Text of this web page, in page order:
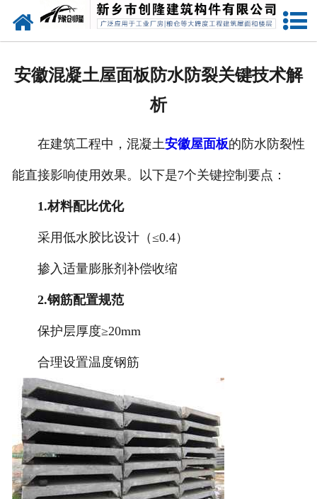
网站首页
安徽混凝土屋面板防水防裂关键技术解
析
在建筑工程中，混凝土安徽屋面板的防水防裂性
能直接影响使用效果。以下是7个关键控制要点：
1.材料配比优化
采用低水胶比设计（≤0.4）
掺入适量膨胀剂补偿收缩
2.钢筋配置规范
保护层厚度≥20mm
合理设置温度钢筋